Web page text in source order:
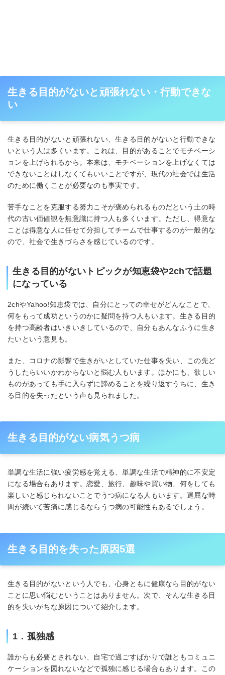
生きる目的がないと頑張れない・行動できな
い
生きる目的がないと頑張れない、生きる目的がないと行動できな
いという人は多くいます。これは、目的があることでモチベーシ
ョンを上げられるから。本来は、モチベーションを上げなくては
できないことはしなくてもいいことですが、現代の社会では生活
のために働くことが必要なのも事実です。
苦手なことを克服する努力こそが褒められるものだという土の時
代の古い価値観を無意識に持つ人も多くいます。ただし、得意な
ことは得意な人に任せて分担してチームで仕事するのが一般的な
ので、社会で生きづらさを感じているのです。
生きる目的がないトピックが知恵袋や2chで話題
になっている
2chやYahoo!知恵袋では、自分にとっての幸せがどんなことで、
何をもって成功というのかに疑問を持つ人もいます。生きる目的
を持つ高齢者はいきいきしているので、自分もあんなふうに生き
たいという意見も。
また、コロナの影響で生きがいとしていた仕事を失い、この先ど
うしたらいいかわからないと悩む人もいます。ほかにも、欲しい
ものがあっても手に入らずに諦めることを繰り返すうちに、生き
る目的を失ったという声も見られました。
生きる目的がない病気うつ病
単調な生活に強い疲労感を覚える、単調な生活で精神的に不安定
になる場合もあります。恋愛、旅行、趣味や買い物、何をしても
楽しいと感じられないことでうつ病になる人もいます。退屈な時
間が続いて苦痛に感じるならうつ病の可能性もあるでしょう。
生きる目的を失った原因5選
生きる目的がないという人でも、心身ともに健康なら目的がない
ことに思い悩むということはありません。次で、そんな生きる目
的を失いがちな原因について紹介します。
1．孤独感
誰からも必要とされない、自宅で過ごすばかりで誰ともコミュニ
ケーションを図れないなどで孤独に感じる場合もあります。この